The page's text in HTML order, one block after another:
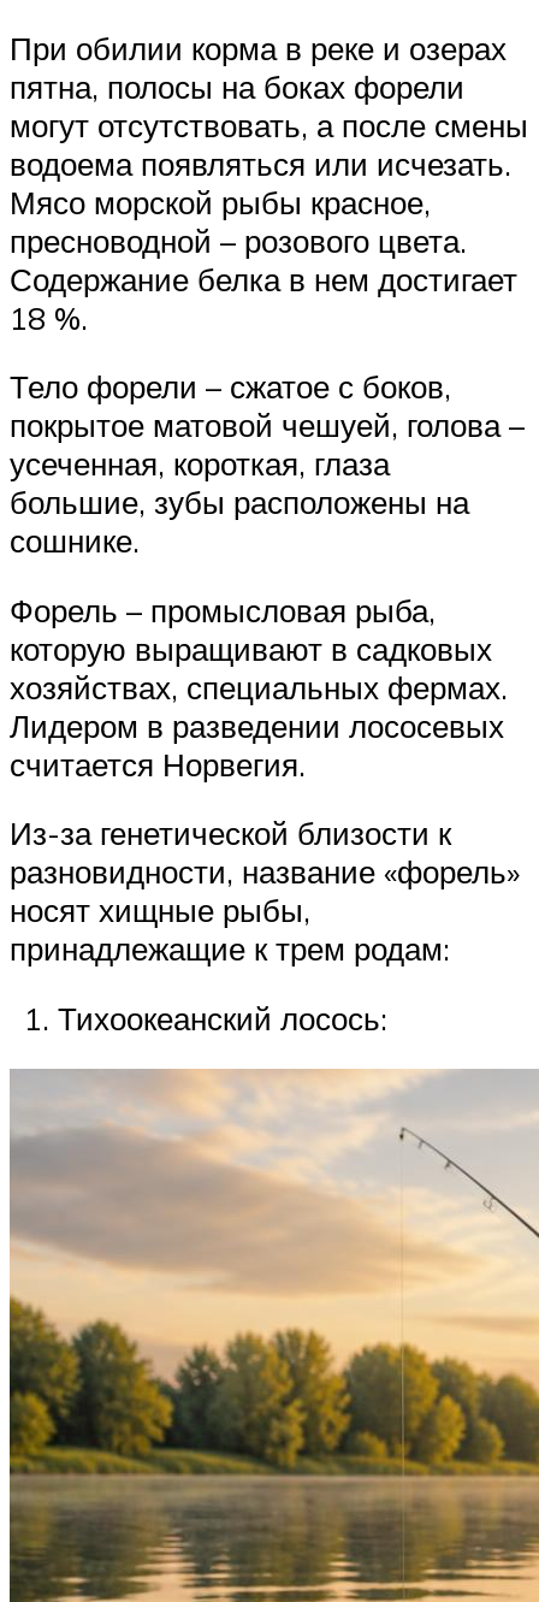
При обилии корма в реке и озерах
пятна, полосы на боках форели
могут отсутствовать, а после смены
водоема появляться или исчезать.
Мясо морской рыбы красное,
пресноводной – розового цвета.
Содержание белка в нем достигает
18 %.
Тело форели – сжатое с боков,
покрытое матовой чешуей, голова –
усеченная, короткая, глаза
большие, зубы расположены на
сошнике.
Форель – промысловая рыба,
которую выращивают в садковых
хозяйствах, специальных фермах.
Лидером в разведении лососевых
считается Норвегия.
Из-за генетической близости к
разновидности, название «форель»
носят хищные рыбы,
принадлежащие к трем родам:
Тихоокеанский лосось: